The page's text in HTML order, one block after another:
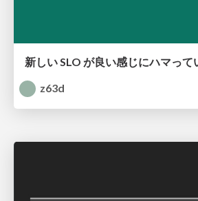
新しい SLO が良い感じにハマって
z63d